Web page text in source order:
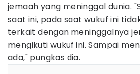
jemaah yang meninggal dunia.
saat ini, pada saat wukuf ini
terkait dengan meninggalnya
mengikuti wukuf ini. Sampai
ada," pungkas dia.